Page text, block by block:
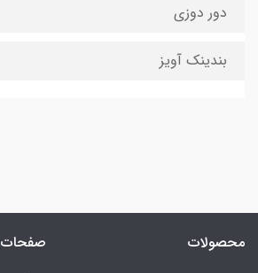
دور دوزی
بندینک آویز
محصولات صفحات